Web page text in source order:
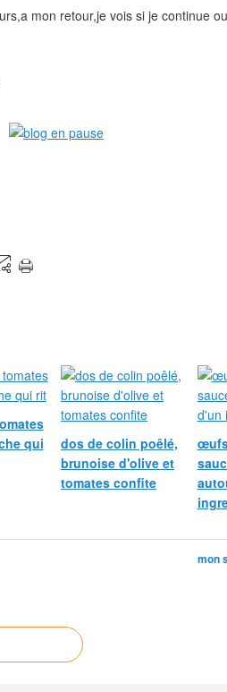
mon retour,je vois si je continue ou
qui
dos de colin poêlé,
brunoise d'olive et
tomates confite
mon